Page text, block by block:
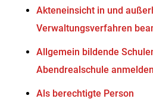
Akteneinsicht in und
Verwaltungsverfahren
Allgemein bildende
Abendrealschule anmelden
Als berechtigte Person